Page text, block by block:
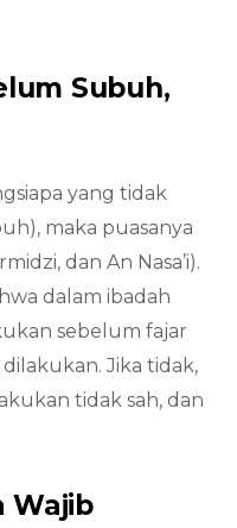
Subuh,
yang tidak
maka puasanya
dan An Nasa’i).
dalam ibadah
sebelum fajar
Jika tidak,
tidak sah, dan
Wajib